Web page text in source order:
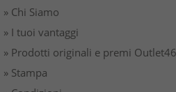
» Chi Siamo
» I tuoi vantaggi
» Prodotti originali e premi Outlet46
» Stampa